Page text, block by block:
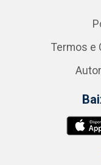
Termos e